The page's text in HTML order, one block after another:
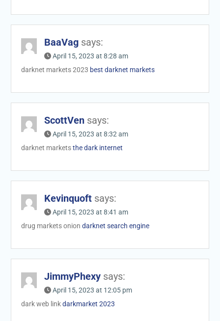
BaaVag says:
April 15, 2023 at 8:28 am
darknet markets 2023 best darknet markets
ScottVen says:
April 15, 2023 at 8:32 am
darknet marketsthe dark internet
Kevinquoft says:
April 15, 2023 at 8:41 am
drug markets onion darknet search engine
JimmyPhexy says:
April 15, 2023 at 12:05 pm
dark web linkdarkmarket 2023